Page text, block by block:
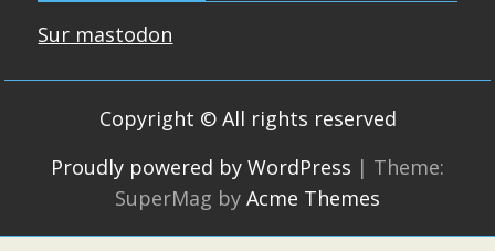
Sur mastodon
Copyright © All rights reserved
Proudly powered by WordPress | Theme:
SuperMag by Acme Themes